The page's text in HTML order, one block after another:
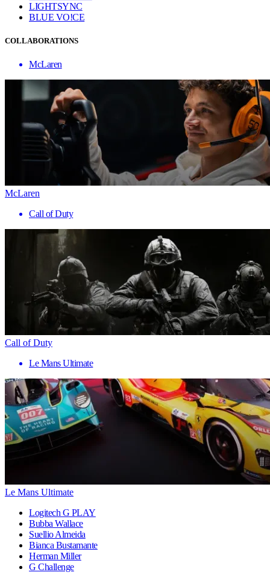
LIGHTSYNC
BLUE VO!CE
COLLABORATIONS
McLaren
McLaren
Call of Duty
Call of Duty
Le Mans Ultimate
Le Mans Ultimate
Logitech G PLAY
Bubba Wallace
Suellio Almeida
Bianca Bustamante
Herman Miller
G Challenge